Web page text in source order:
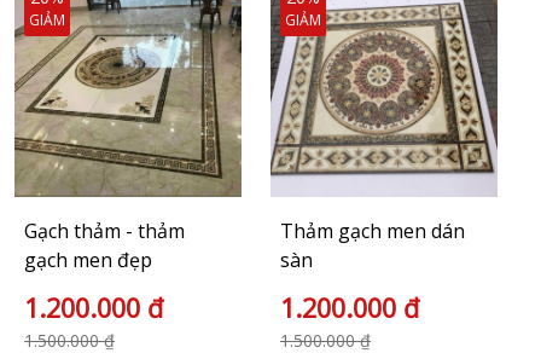
Gạch thảm - thảm
gạch men đẹp
1.200.000 đ
1.500.000 ₫
GIẢM
Thảm gạch men dán
sàn
1.200.000 đ
1.500.000 ₫
GIẢM